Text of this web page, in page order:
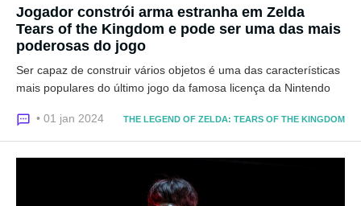
Jogador constrói arma estranha em Zelda
Tears of the Kingdom e pode ser uma das mais
poderosas do jogo
Ser capaz de construir vários objetos é uma das características
mais populares do último jogo da famosa licença da Nintendo
• 01 jan 2024 THE LEGEND OF ZELDA: TEARS OF THE KINGDOM